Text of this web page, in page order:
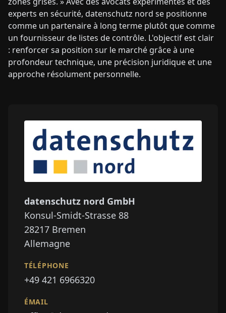
experts en sécurité, datenschutz nord se positionne
comme un partenaire à long terme plutôt que comme
un fournisseur de listes de contrôle. L'objectif est clair
: renforcer sa position sur le marché grâce à une
profondeur technique, une précision juridique et une
approche résolument personnelle.
datenschutz nord GmbH
Konsul-Smidt-Strasse 88
28217 Bremen
Allemagne
TÉLÉPHONE
+49 421 6966320
ÉMAIL